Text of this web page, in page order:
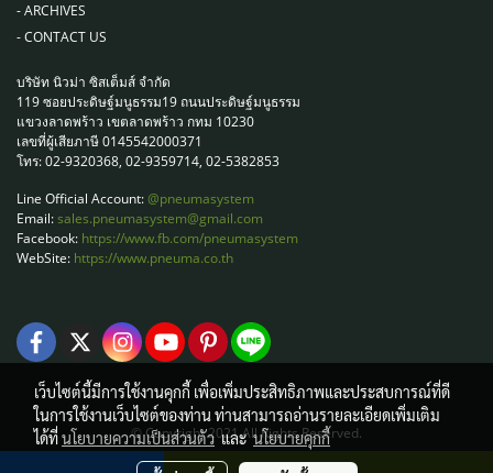
-ARCHIVES
-CONTACT US
บริษัท นิวม่า ซิสเต็มส์ จำกัด
119 ซอยประดิษฐ์มนูธรรม19 ถนนประดิษฐ์มนูธรรม
แขวงลาดพร้าว เขตลาดพร้าว กทม 10230
เลขที่ผู้เสียภาษี 0145542000371
โทร: 02-9320368, 02-9359714, 02-5382853
Line Official Account:@pneumasystem
Email:sales.pneumasystem@gmail.com
Facebook: https://www.fb.com/pneumasystem
WebSite: https://www.pneuma.co.th
© Copyright 2021 All Rights Reserved.
เว็บไซต์นี้มีการใช้งานคุกกี้ เพื่อเพิ่มประสิทธิภาพและประสบการณ์ที่ดี
ในการใช้งานเว็บไซต์ของท่าน ท่านสามารถอ่านรายละเอียดเพิ่มเติม
ได้ที่นโยบายความเป็นส่วนตัวและนโยบายคุกกี้